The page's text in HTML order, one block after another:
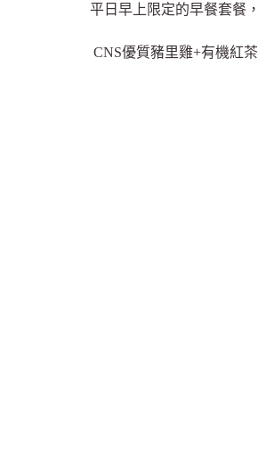
平日早上限定的早餐套餐，
CNS優質豬里雞+有機紅茶